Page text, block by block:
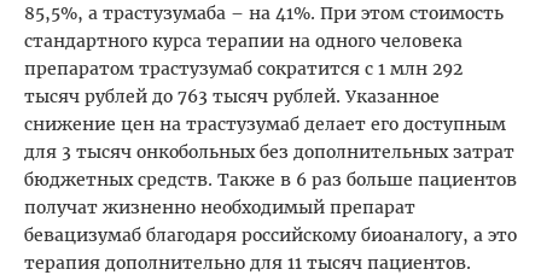
85,5%, а трастузумаба – на 41%. При этом стоимость
стандартного курса терапии на одного человека
препаратом трастузумаб сократится с 1 млн 292
тысяч рублей до 763 тысяч рублей. Указанное
снижение цен на трастузумаб делает его доступным
для 3 тысяч онкобольных без дополнительных затрат
бюджетных средств. Также в 6 раз больше пациентов
получат жизненно необходимый препарат
бевацизумаб благодаря российскому биоаналогу, а это
терапия дополнительно для 11 тысяч пациентов.